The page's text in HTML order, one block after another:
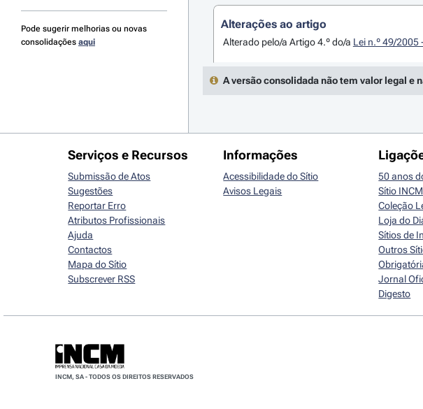
Pode sugerir melhorias ou novas
consolidações aqui
Alterações ao artigo
Alterado pelo/a Artigo 4.º do/a Lei n.º 49/2005
A versão consolidada não tem valor legal e
Serviços e Recursos
Submissão de Atos
Sugestões
Reportar Erro
Atributos Profissionais
Ajuda
Contactos
Mapa do Sítio
Subscrever RSS
Informações
Acessibilidade do Sítio
Avisos Legais
50 anos
Sítio INCM
Coleção
Loja do
Sítios de
Outros
Jornal
Digesto
INCM, SA - TODOS OS DIREITOS RESERVADOS